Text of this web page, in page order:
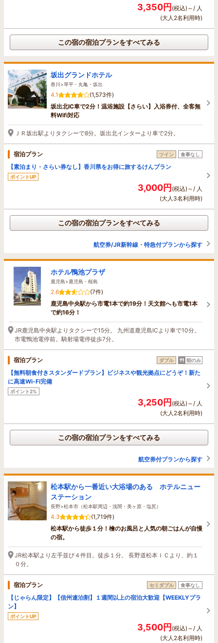
3,350円(税込)～/ 人
(大人2名利用時)
この宿の宿泊プランをすべてみる
坂出グランドホテル
香川>琴平・丸亀・坂出
4.1
(1,573件)
坂出北IC車で2分！温浴施設【さらい】入浴券付、全客無
料Wifi対応
ＪＲ坂出駅よりタクシーで8分。坂出北インターより車で2分。
宿泊プラン ツイン 食事なし
【素泊まり・さらい券なし】香川県をお得に旅するけんプラン
ポイントUP
3,000円(税込)～/ 人
(大人3名利用時)
この宿の宿泊プランをすべてみる
航空券/JR新幹線・特急付プランから探す
ホテル鴨池プラザ
鹿児島>鹿児島・桜島
2.6
(7件)
鹿児島中央駅から市電1本で約19分！天文館へも市電1本
で約16分！
JR鹿児島中央駅よりタクシーで15分。 九州道鹿児島ICより車で10分。
市電鴨池電停前。騎射場電停徒歩7分。
宿泊プラン ダブル 朝のみ
【無料朝食付きスタンダードプラン】ビジネスや観光拠点にどうぞ！新た
に高速Wi-Fi完備
ポイント2%
3,250円(税込)～/ 人
(大人2名利用時)
この宿の宿泊プランをすべてみる
航空券付プランから探す
松本駅から一番近い大浴場のある ホテルニュー
ステーション
長野>松本市（松本駅周辺・浅間・美ヶ原・塩尻）
4.3
(1,719件)
松本駅から徒歩１分！檜のお風呂と人気の朝ごはんが自慢
の宿。
JR松本駅より左手並び４件目。徒歩１分。 長野道松本ＩＣより、約１
０分。
宿泊プラン セミダブル 食事なし
【じゃらん限定】【信州連泊割】１週間以上の宿泊大歓迎【WEEKLYプラ
ン】
ポイントUP
3,500円(税込)～/ 人
(大人2名利用時)